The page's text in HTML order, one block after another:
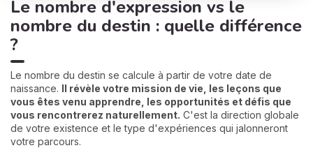
Le nombre d'expression vs le
nombre du destin : quelle différence
?
Le nombre du destin se calcule à partir de votre date de
naissance. Il révèle votre mission de vie, les leçons que
vous êtes venu apprendre, les opportunités et défis que
vous rencontrerez naturellement. C'est la direction globale
de votre existence et le type d'expériences qui jalonneront
votre parcours.